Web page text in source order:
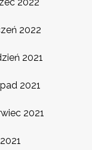
2022
2021
2021
2021